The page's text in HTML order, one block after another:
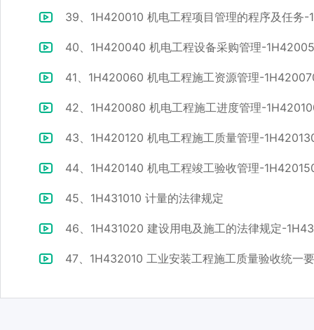
39、1H420010 机电工程项目管理的程序及任务
40、1H420040 机电工程设备采购管理-
41、1H420060 机电工程施工资源管理-
42、1H420080 机电工程施工进度管理-
43、1H420120 机电工程施工质量管理-
44、1H420140 机电工程竣工验收管理-
45、1H431010 计量的法律规定
46、1H431020 建设用电及施工的法律规定-
47、1H432010 工业安装工程施工质量验收统一